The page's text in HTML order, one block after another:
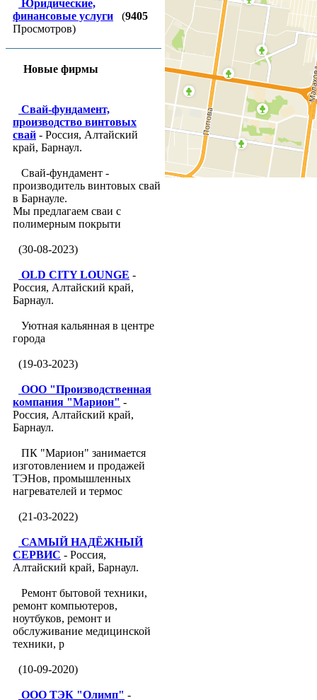
Юридические,
финансовые услуги
(9405
Просмотров)
Новые фирмы
Свай-фундамент,
производство винтовых
свай - Россия, Алтайский
край, Барнаул.
Свай-фундамент -
производитель винтовых свай
в Барнауле.
Мы предлагаем сваи с
полимерным покрыти
(30-08-2023)
OLD CITY LOUNGE -
Россия, Алтайский край,
Барнаул.
Уютная кальянная в центре
города
(19-03-2023)
ООО "Производственная
компания "Марион" -
Россия, Алтайский край,
Барнаул.
ПК "Марион" занимается
изготовлением и продажей
ТЭНов, промышленных
нагревателей и термос
(21-03-2022)
САМЫЙ НАДЁЖНЫЙ
СЕРВИС - Россия,
Алтайский край, Барнаул.
Ремонт бытовой техники,
ремонт компьютеров,
ноутбуков, ремонт и
обслуживание медицинской
техники, р
(10-09-2020)
ООО ТЭК "Олимп" -